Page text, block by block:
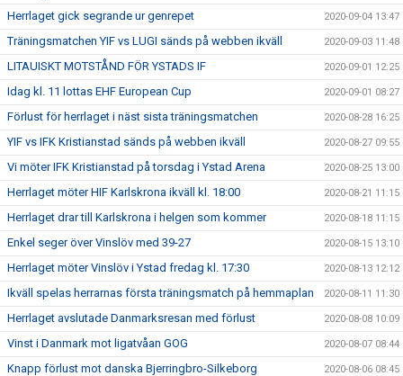
Herrlaget gick segrande ur genrepet 2020-09-04 13:47
Träningsmatchen YIF vs LUGI sänds på webben ikväll 2020-09-03 11:48
LITAUISKT MOTSTÅND FÖR YSTADS IF 2020-09-01 12:25
Idag kl. 11 lottas EHF European Cup 2020-09-01 08:27
Förlust för herrlaget i näst sista träningsmatchen 2020-08-28 16:25
YIF vs IFK Kristianstad sänds på webben ikväll 2020-08-27 09:55
Vi möter IFK Kristianstad på torsdag i Ystad Arena 2020-08-25 13:00
Herrlaget möter HIF Karlskrona ikväll kl. 18:00 2020-08-21 11:15
Herrlaget drar till Karlskrona i helgen som kommer 2020-08-18 11:15
Enkel seger över Vinslöv med 39-27 2020-08-15 13:10
Herrlaget möter Vinslöv i Ystad fredag kl. 17:30 2020-08-13 12:12
Ikväll spelas herrarnas första träningsmatch på hemmaplan 2020-08-11 11:30
Herrlaget avslutade Danmarksresan med förlust 2020-08-08 10:09
Vinst i Danmark mot ligatvåan GOG 2020-08-07 08:44
Knapp förlust mot danska Bjerringbro-Silkeborg 2020-08-06 08:45